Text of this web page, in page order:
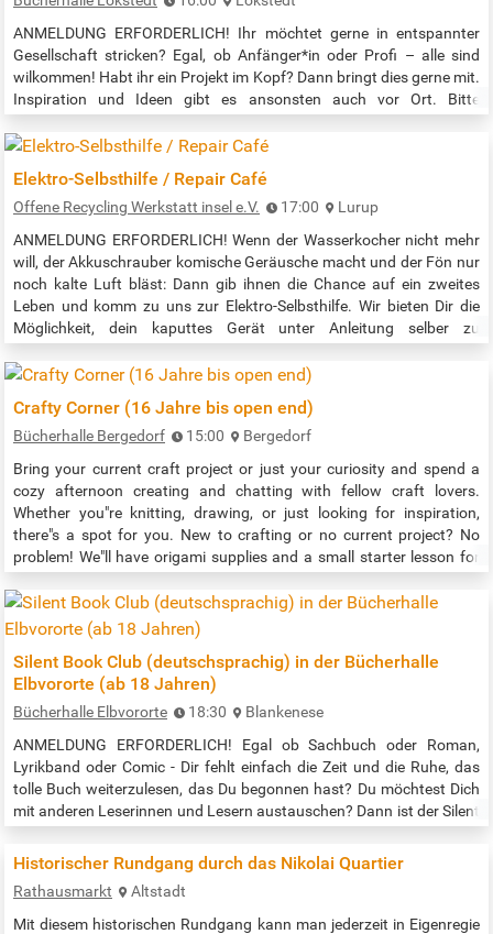
ANMELDUNG ERFORDERLICH! Ihr möchtet gerne in entspannter
Gesellschaft stricken? Egal, ob Anfänger*in oder Profi – alle sind
wilkommen! Habt ihr ein Projekt im Kopf? Dann bringt dies gerne mit.
Inspiration und Ideen gibt es ansonsten auch vor Ort. Bitte
wendet sich an Jugendliche ab 16 Jahren und an Erwachsene.
lokstedt@buecherhallen.de …
Elektro-Selbsthilfe / Repair Café
Offene Recycling Werkstatt insel e.V. 17:00
Lurup
ANMELDUNG ERFORDERLICH! Wenn der Wasserkocher nicht mehr
will, der Akkuschrauber komische Geräusche macht und der Fön nur
noch kalte Luft bläst: Dann gib ihnen die Chance auf ein zweites
Leben und komm zu uns zur Elektro-Selbsthilfe. Wir bieten Dir die
Möglichkeit, dein kaputtes Gerät unter Anleitung selber zu
Hygiene mitbringst, wie zum Beispiel einen Rasierer, dann komm bitte
Crafty Corner (16 Jahre bis open end)
Bücherhalle Bergedorf 15:00
Bergedorf
Bring your current craft project or just your curiosity and spend a
cozy afternoon creating and chatting with fellow craft lovers.
Whether you"re knitting, drawing, or just looking for inspiration,
there"s a spot for you. New to crafting or no current project? No
problem! We"ll have origami supplies and a small starter lesson for
anyone who wants to try their hand at folding. Die Veranstaltung
findet im Gruppenraum statt. Die Veranstaltung wendet sich…
Silent Book Club (deutschsprachig) in der Bücherhalle
Elbvororte (ab 18 Jahren)
Bücherhalle Elbvororte 18:30
Blankenese
ANMELDUNG ERFORDERLICH! Egal ob Sachbuch oder Roman,
Lyrikband oder Comic - Dir fehlt einfach die Zeit und die Ruhe, das
tolle Buch weiterzulesen, das Du begonnen hast? Du möchtest Dich
mit anderen Leserinnen und Lesern austauschen? Dann ist der Silent
Book Club in Hamburg eine wunderbare Gelegenheit für Dich! Das
Programm an diesem Abend: 18:30-19:00 Uhr - Vorstellung der
Teilnehmenden, Austausch darüber, was Ihr heute Abend lesen
möchtet. 19:00-20:00…
Historischer Rundgang durch das Nikolai Quartier
Rathausmarkt
Altstadt
Mit diesem historischen Rundgang kann man jederzeit in Eigenregie